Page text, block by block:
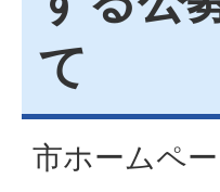
て
市ホームペ